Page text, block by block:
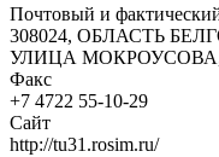
Почтовый и
308024, ОБЛАСТЬ
УЛИЦА
Факс
+7 4722 55-10-29
Сайт
http://tu31.rosim.ru/